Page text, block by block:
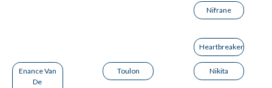
Nifrane
Heartbreaker
Enance Van
De
Toulon Nikita